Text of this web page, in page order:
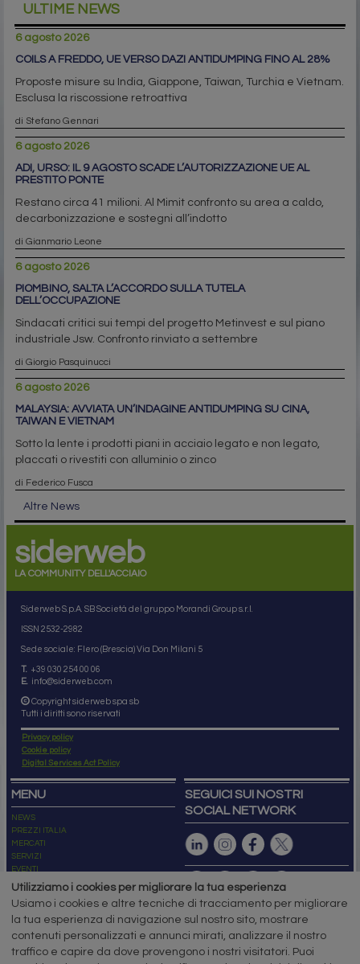
ULTIME NEWS
6 agosto 2026
COILS A FREDDO, UE VERSO DAZI ANTIDUMPING FINO AL 28%
Proposte misure su India, Giappone, Taiwan, Turchia e Vietnam.
Esclusa la riscossione retroattiva
di Stefano Gennari
6 agosto 2026
ADI, URSO: IL 9 AGOSTO SCADE L’AUTORIZZAZIONE UE AL
PRESTITO PONTE
Restano circa 41 milioni. Al Mimit confronto su area a caldo,
decarbonizzazione e sostegni all’indotto
6 agosto 2026
PIOMBINO, SALTA L’ACCORDO SULLA TUTELA
DELL’OCCUPAZIONE
Sindacati critici sui tempi del progetto Metinvest e sul piano
industriale Jsw. Confronto rinviato a settembre
6 agosto 2026
MALAYSIA: AVVIATA UN’INDAGINE ANTIDUMPING SU CINA,
TAIWAN E VIETNAM
Sotto la lente i prodotti piani in acciaio legato e non legato,
placcati o rivestiti con alluminio o zinco
siderweb
LA COMMUNITY DELL'ACCIAIO
ISSN 2532-2982
Sede sociale: Flero (Brescia) Via Don Milani 5
T. +39 030 254 00 06
E. info@siderweb.com
Copyright siderweb spa sb
Tutti i diritti sono riservati
Privacy policy
Cookie policy
MENU
NEWS
SEGUICI SUI NOSTRI
SOCIAL NETWORK
Utilizziamo i cookies per migliorare la tua esperienza
Usiamo i cookies e altre tecniche di tracciamento per migliorare
la tua esperienza di navigazione sul nostro sito, mostrare
contenuti personalizzati e annunci mirati, analizzare il nostro
traffico e capire da dove provengono i nostri visitatori. Puoi